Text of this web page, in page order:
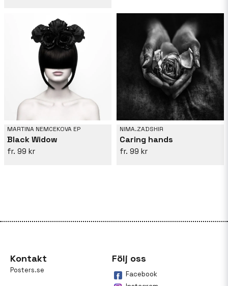
MARTINA NEMCEKOVA EP
Black Widow
99 kr
NIMA.ZADSHIR
Caring hands
99 kr
Kontakt
Posters.se
Följ oss
Facebook